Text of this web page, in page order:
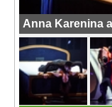
Anna Karenina